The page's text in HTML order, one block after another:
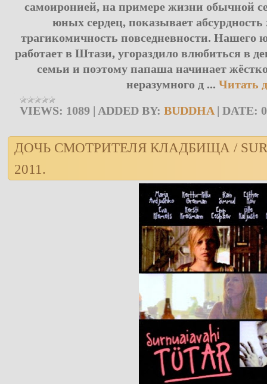
самоиронией, на примере жизни обычной
юных сердец, показывает
трагикомичность повседневности. Нашего
работает в Штази, угораздило влюбиться в
семьи и поэтому папаша начинает
неразумного д ... Читать
VIEWS: 1089 ADDED BY: BUDDHA DATE:
ДOЧЬ СМОТРИТЕЛЯ КЛАДБИЩА /
2011.